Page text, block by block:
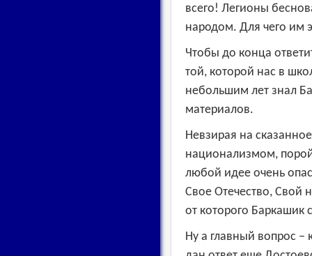
всего! Легионы
народом. Для чего им
Чтобы до конца
той, которой нас в
небольшим лет знал
материалов.
Невзирая на
национализмом,
любой идее очень
Свое Отечество, Свой
от которого Баркашик
Ну а главный вопрос –